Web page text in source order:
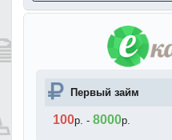
Первый займ
100р. - 8000р.